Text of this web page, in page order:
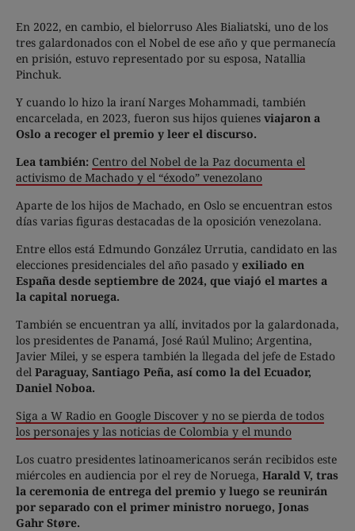
En 2022, en cambio, el bielorruso Ales Bialiatski, uno de los
tres galardonados con el Nobel de ese año y que permanecía
en prisión, estuvo representado por su esposa, Natallia
Pinchuk.
Y cuando lo hizo la iraní Narges Mohammadi, también
encarcelada, en 2023, fueron sus hijos quienes viajaron a
Oslo a recoger el premio y leer el discurso.
Lea también: Centro del Nobel de la Paz documenta el
activismo de Machado y el “éxodo” venezolano
Aparte de los hijos de Machado, en Oslo se encuentran estos
días varias figuras destacadas de la oposición venezolana.
Entre ellos está Edmundo González Urrutia, candidato en las
elecciones presidenciales del año pasado y exiliado en
España desde septiembre de 2024, que viajó el martes a
la capital noruega.
También se encuentran ya allí, invitados por la galardonada,
los presidentes de Panamá, José Raúl Mulino; Argentina,
Javier Milei, y se espera también la llegada del jefe de Estado
del Paraguay, Santiago Peña, así como la del Ecuador,
Daniel Noboa.
Siga a W Radio en Google Discover y no se pierda de todos
los personajes y las noticias de Colombia y el mundo
Los cuatro presidentes latinoamericanos serán recibidos este
miércoles en audiencia por el rey de Noruega, Harald V, tras
la ceremonia de entrega del premio y luego se reunirán
por separado con el primer ministro noruego, Jonas
Gahr Støre.